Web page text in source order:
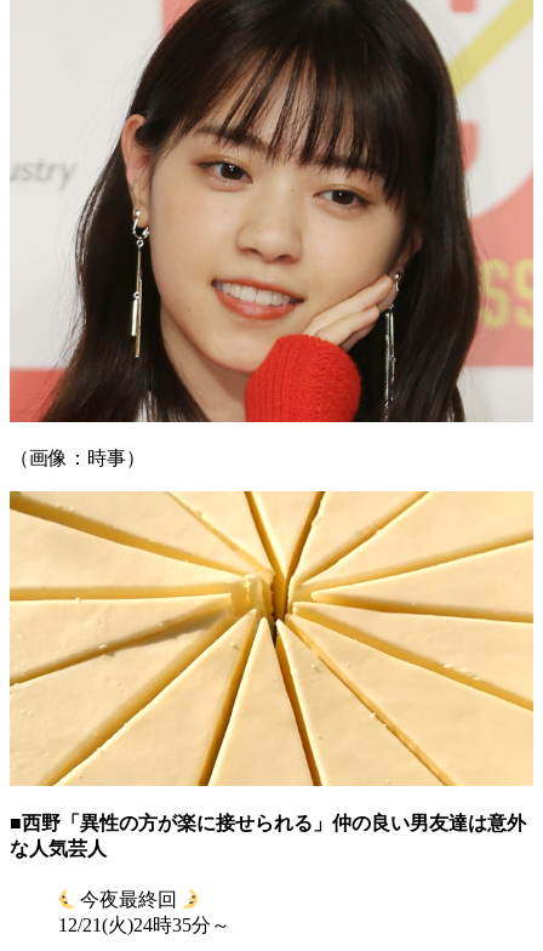
（画像：時事）
■西野「異性の方が楽に接せられる」仲の良い男友達は意外
な人気芸人
今夜最終回
12/21(火)24時35分～